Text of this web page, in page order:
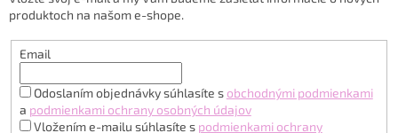
produktoch na našom e-shope.
Email
Odoslaním objednávky súhlasíte s obchodnými podmienkami
a podmienkami ochrany osobných údajov
Vložením e-mailu súhlasíte s podmienkami ochrany